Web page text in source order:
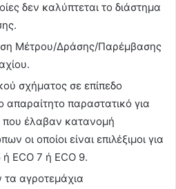
δεν καλύπτεται το διάστημα
Μέτρου/Δράσης/Παρέμβασης
σχήματος σε επίπεδο
απαραίτητο παραστατικό για
που έλαβαν κατανομή
οι οποίοι είναι επιλέξιμοι για
ECO 7 ή ECO 9.
τα αγροτεμάχια